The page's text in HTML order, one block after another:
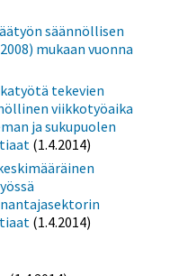
säännöllisen
mukaan vuonna
tekevien
viikkotyöaika
ja sukupuolen
(1.4.2014)
(1.4.2014)